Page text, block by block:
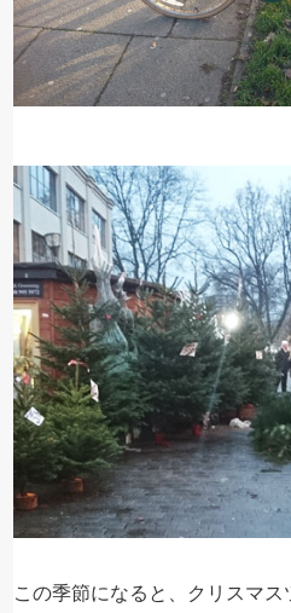
この季節になると、クリスマス